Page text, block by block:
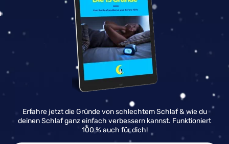
Erfahre jetzt die Gründe von schlechtem Schlaf & wie du
deinen Schlaf ganz einfach verbessern kannst. Funktioniert
100 % auch für dich!